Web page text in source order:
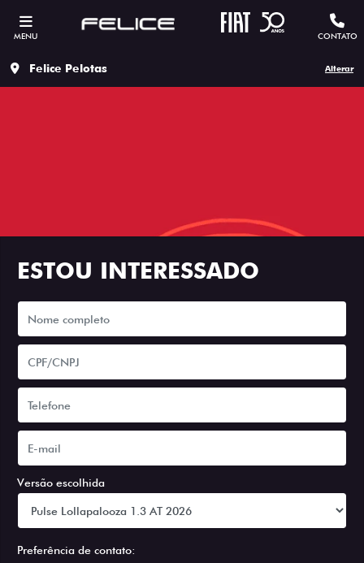
MENU CONTATO
Felice Pelotas Alterar
ESTOU INTERESSADO
Versão escolhida
Preferência de contato: